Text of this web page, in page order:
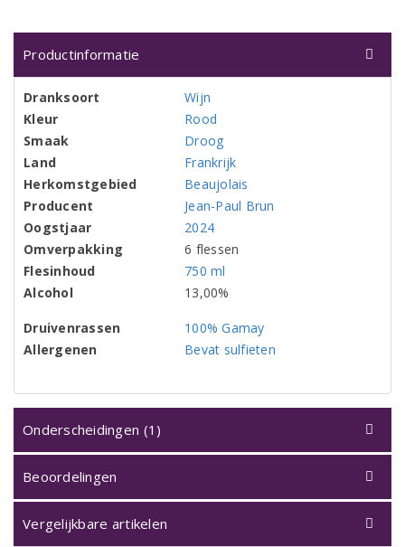
Productinformatie
Dranksoort
Wijn
Kleur
Rood
Smaak
Droog
Land
Frankrijk
Herkomstgebied
Beaujolais
Producent
Jean-Paul Brun
Oogstjaar
2024
Omverpakking
6 flessen
Flesinhoud
750 ml
Alcohol
13,00%
Druivenrassen
100% Gamay
Allergenen
Bevat sulfieten
Onderscheidingen (1)
Beoordelingen
Vergelijkbare artikelen